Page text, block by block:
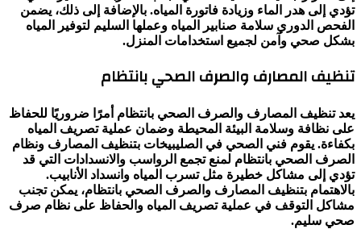
تؤدي إلى هدر الماء وزيادة فاتورة المياه. بالإضافة إلى ذلك، يضمن
الفحص الدوري سلامة صنابير المياه وعملها السليم لتوفير المياه
بشكل صحي وآمن لجميع استخدامات المنزل.
تنظيف المصارف والصرف الصحي بانتظام
يعد تنظيف المصارف والصرف الصحي بانتظام أمرًا ضروريًا للحفاظ
على نظافة وسلامة البيئة المحيطة وضمان عملية تصريف المياه
بكفاءة. يقوم فني الصحي في الصليبيخات بتنظيف المصارف ونظام
الصرف الصحي بانتظام لمنع تجمع الرواسب والانسدادات التي قد
تؤدي إلى مشاكل خطيرة مثل تسرب المياه وانسداد الأنابيب.
بالاهتمام بتنظيف المصارف والصرف الصحي بانتظام، يمكن تجنب
مشاكل التوقف في عملية تصريف المياه والحفاظ على نظام صرف
صحي سليم.